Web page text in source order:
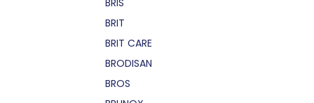
BRIS
BRIT
BRIT CARE
BRODISAN
BROS